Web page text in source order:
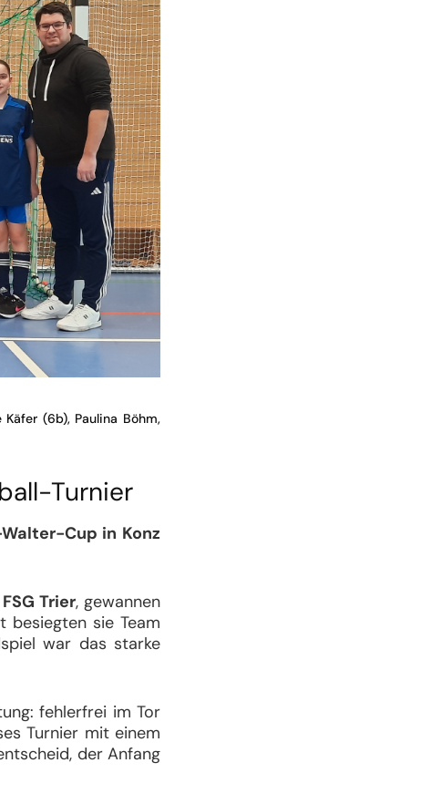
(6b), Paulina Böhm,
Turnier
Cup in Konz
Trier, gewannen
besiegten sie Team
war das starke
fehlerfrei im Tor
Turnier mit einem
der Anfang